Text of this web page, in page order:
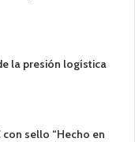
la presión logística
con sello “Hecho en